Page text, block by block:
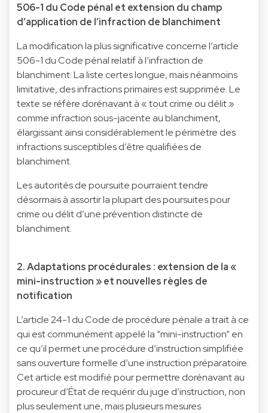
506-1 du Code pénal et extension du champ
d’application de l’infraction de blanchiment
La modification la plus significative concerne l’article
506-1 du Code pénal relatif à l’infraction de
blanchiment. La liste certes longue, mais néanmoins
limitative, des infractions primaires est supprimée. Le
texte se réfère dorénavant à « tout crime ou délit »
comme infraction sous-jacente au blanchiment,
élargissant ainsi considérablement le périmètre des
infractions susceptibles d’être qualifiées de
blanchiment.
Les autorités de poursuite pourraient tendre
désormais à assortir la plupart des poursuites pour
crime ou délit d’une prévention distincte de
blanchiment.
2. Adaptations procédurales : extension de la «
mini-instruction » et nouvelles règles de
notification
L’article 24-1 du Code de procédure pénale a trait à ce
qui est communément appelé la “mini-instruction” en
ce qu’il permet une procédure d’instruction simplifiée
sans ouverture formelle d’une instruction préparatoire.
Cet article est modifié pour permettre dorénavant au
procureur d’État de requérir du juge d’instruction, non
plus seulement une, mais plusieurs mesures